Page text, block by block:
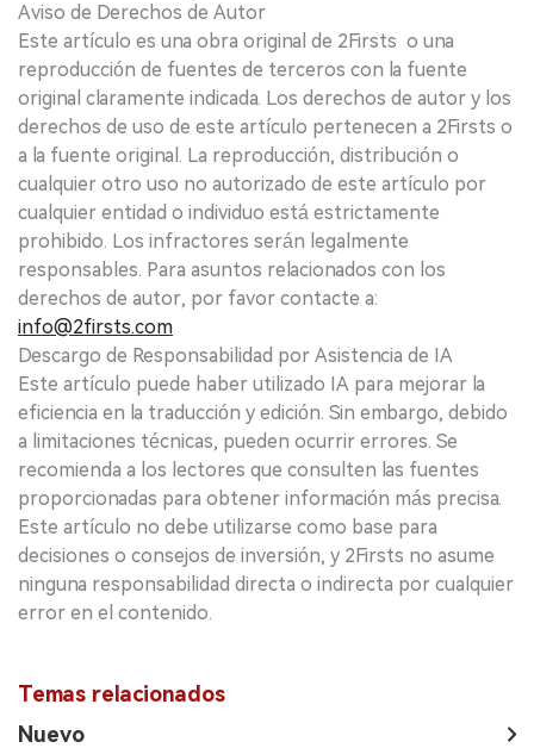
Aviso de Derechos de Autor
Este artículo es una obra original de 2Firsts o una
reproducción de fuentes de terceros con la fuente
original claramente indicada. Los derechos de autor y los
derechos de uso de este artículo pertenecen a 2Firsts o
a la fuente original. La reproducción, distribución o
cualquier otro uso no autorizado de este artículo por
cualquier entidad o individuo está estrictamente
prohibido. Los infractores serán legalmente
responsables. Para asuntos relacionados con los
derechos de autor, por favor contacte a:
info@2firsts.com
Descargo de Responsabilidad por Asistencia de IA
Este artículo puede haber utilizado IA para mejorar la
eficiencia en la traducción y edición. Sin embargo, debido
a limitaciones técnicas, pueden ocurrir errores. Se
recomienda a los lectores que consulten las fuentes
proporcionadas para obtener información más precisa.
Este artículo no debe utilizarse como base para
decisiones o consejos de inversión, y 2Firsts no asume
ninguna responsabilidad directa o indirecta por cualquier
error en el contenido.
Temas relacionados
Nuevo